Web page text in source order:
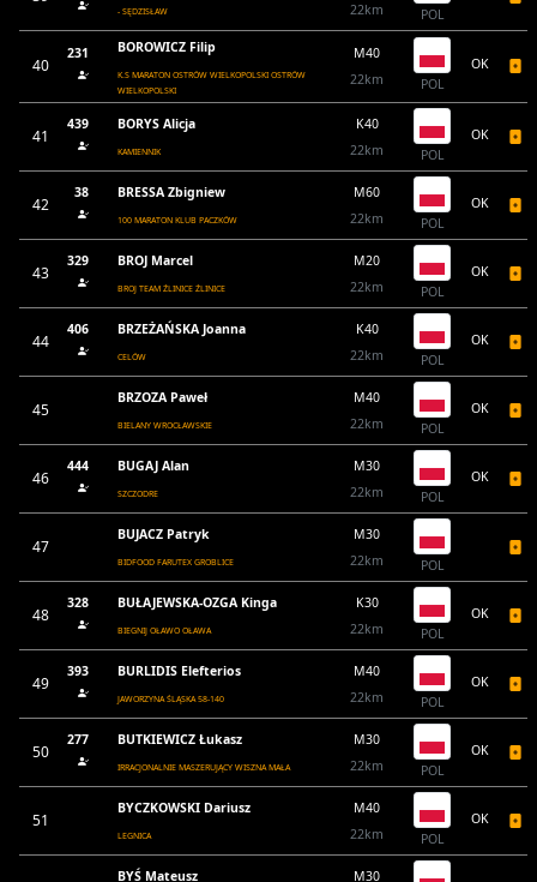
- SĘDZISŁAW
22km
POL
40
231 BOROWICZ Filip
K.S MARATON OSTRÓW WIELKOPOLSKI OSTRÓW
WIELKOPOLSKI
M40
22km
POL
OK
41
439 BORYS Alicja
KAMIENNIK
K40
22km
POL
OK
42
38 BRESSA Zbigniew
100 MARATON KLUB PACZKÓW
M60
22km
POL
OK
43
329 BROJ Marcel
BROJ TEAM ŹLINICE ŹLINICE
M20
22km
POL
OK
44
406 BRZEŻAŃSKA Joanna
CELÓW
K40
22km
POL
OK
45
BRZOZA Paweł
BIELANY WROCŁAWSKIE
M40
22km
POL
OK
46
444 BUGAJ Alan
SZCZODRE
M30
22km
POL
OK
47
BUJACZ Patryk
BIDFOOD FARUTEX GROBLICE
M30
22km
POL
48
328 BUŁAJEWSKA-OZGA Kinga
BIEGNIJ OŁAWO OŁAWA
K30
22km
POL
OK
49
393 BURLIDIS Elefterios
JAWORZYNA ŚLĄSKA 58-140
M40
22km
POL
OK
50
277 BUTKIEWICZ Łukasz
IRRACJONALNIE MASZERUJĄCY WISZNA MAŁA
M30
22km
POL
OK
51
BYCZKOWSKI Dariusz
LEGNICA
M40
22km
POL
OK
BYŚ Mateusz M30